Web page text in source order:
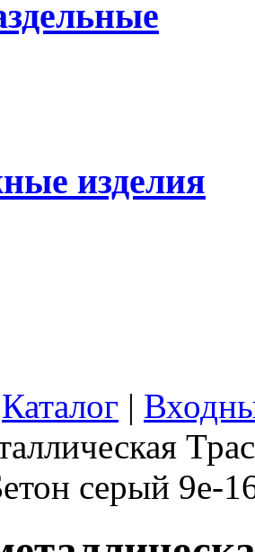
изделия
Каталог |
серый 9e-